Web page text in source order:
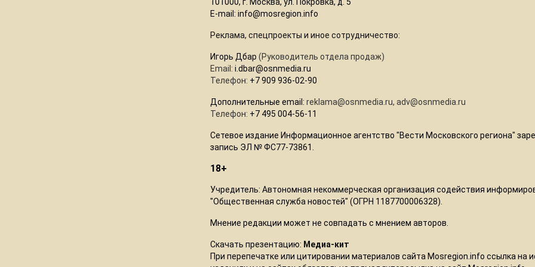
E-mail: info@mosregion.info
Реклама, спецпроекты и иное сотрудничество:
Игорь Дбар (Руководитель отдела продаж)
Email: i.dbar@osnmedia.ru
Телефон: +7 909 936-02-90
Дополнительные email: reklama@osnmedia.ru, adv@osnmedia.ru
Телефон: +7 495 004-56-11
Сетевое издание Информационное агентство "Вести Московского региона"
запись ЭЛ № ФС77-73861.
18+
Учредитель: Автономная некоммерческая организация содействия
"Общественная служба новостей" (ОГРН 1187700006328).
Мнение редакции может не совпадать с мнением авторов.
Скачать презентацию: Медиа-кит
При перепечатке или цитировании материалов сайта Mosregion.info ссылка на